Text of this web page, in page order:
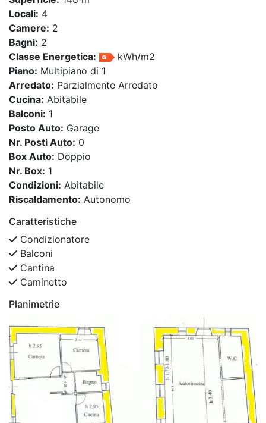
Locali: 4
Camere: 2
Bagni: 2
Classe Energetica:
kWh/m2
Piano: Multipiano di 1
Arredato: Parzialmente Arredato
Cucina: Abitabile
Balconi: 1
Posto Auto: Garage
Nr. Posti Auto: 0
Box Auto: Doppio
Nr. Box: 1
Condizioni: Abitabile
Riscaldamento: Autonomo
Caratteristiche
Condizionatore
Balconi
Cantina
Caminetto
Planimetrie